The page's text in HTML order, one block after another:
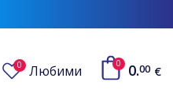
0 Любими 0 0.00 €